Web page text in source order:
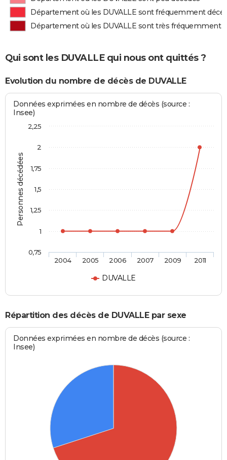
Département où les DUVALLE sont fréquemment
Département où les DUVALLE sont très fréquemment
Qui sont les DUVALLE qui nous ont quittés ?
Evolution du nombre de décès de DUVALLE
Personnes décédées
Données exprimées en nombre de décès (source :
Insee)
DUVALLE
2004 2005 2006 2007 2009 2011
0,75
1
1,25
1,5
1,75
2
2,25
Répartition des décès de DUVALLE par sexe
Données exprimées en nombre de décès (source :
Insee)